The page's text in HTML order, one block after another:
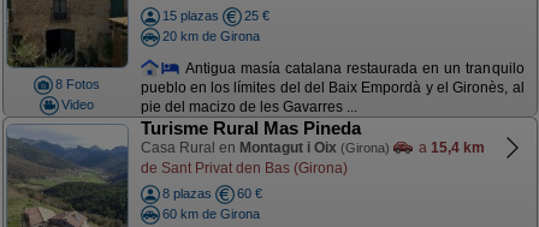
8 Fotos
Video
15 plazas
25 €
20 km de Girona
Antigua masía catalana restaurada en un tranquilo
pueblo en los límites del del Baix Empordà y el Gironès, al
pie del macizo de les Gavarres ...
Turisme Rural Mas Pineda
Casa Rural en Montagut i Oix (Girona) a 15,4 km
de Sant Privat den Bas (Girona)
8 plazas
60 €
60 km de Girona